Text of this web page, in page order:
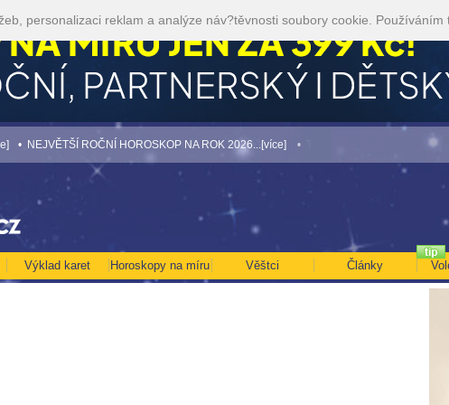
Výklad karet Horoskopy na míru Věštci Články
ROČNÍ HOROSKOP NA ROK 2026...[více] • TAROT NA SRPEN ZA 49,-KČ... [více]
personalizaci reklam a analýze náv?těvnosti soubory cookie. Používáním